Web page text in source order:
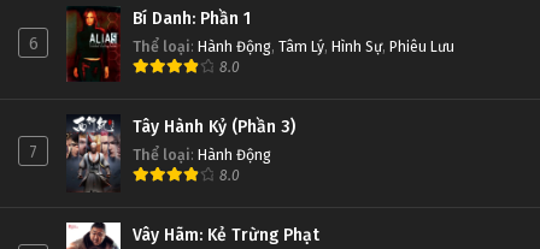
6
Bí Danh: Phần 1
Thể loại: Hành Động, Tâm Lý, Hình Sự, Phiêu Lưu
8.0
7
Tây Hành Kỷ (Phần 3)
Thể loại: Hành Động
8.0
Vây Hãm: Kẻ Trừng Phạt